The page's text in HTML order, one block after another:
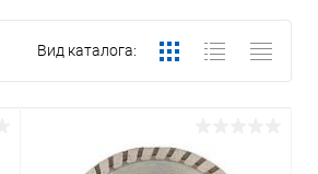
Вид каталога: